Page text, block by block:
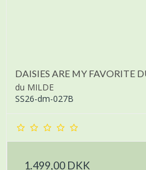
DAISIES ARE MY FAVORITE
du MILDE
SS26-dm-027B
1.499,00 DKK